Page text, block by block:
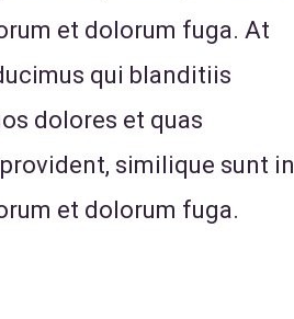
et dolorum fuga. At
qui blanditiis
dolores et quas
similique sunt in
et dolorum fuga.